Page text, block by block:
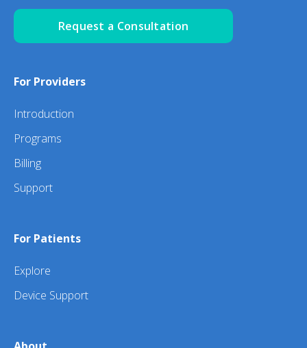
Request a Consultation
For Providers
Introduction
Programs
Billing
Support
For Patients
Explore
Device Support